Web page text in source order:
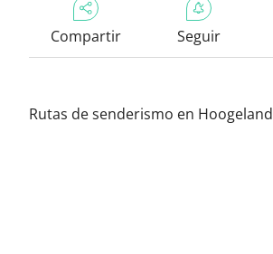
Compartir Seguir
Rutas de senderismo en Hoogeland